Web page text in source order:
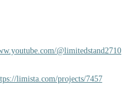
@limitedstand2710
limista.com/projects/7457